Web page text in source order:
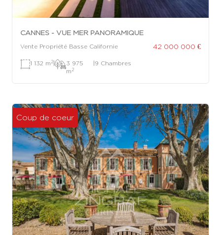
CANNES - VUE MER PANORAMIQUE
Vente Propriété Basse Californie 42 000 000 €
1 132 m 2|
3 975
m 2
|9 Chambres
Coup de coeur